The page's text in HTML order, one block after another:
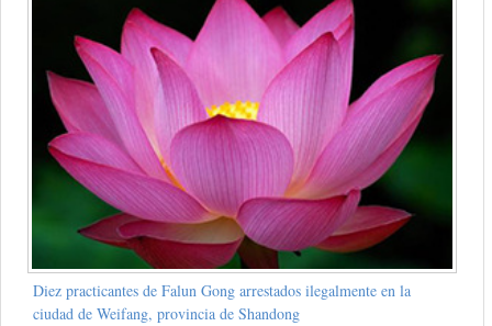
Diez practicantes de Falun Gong arrestados ilegalmente en la
ciudad de Weifang, provincia de Shandong